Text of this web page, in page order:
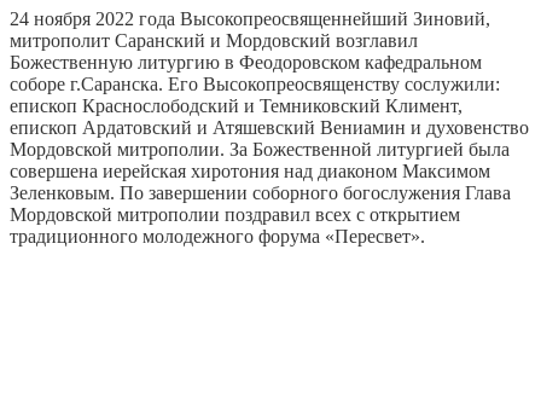
24 ноября 2022 года Высокопреосвященнейший Зиновий,
митрополит Саранский и Мордовский возглавил
Божественную литургию в Феодоровском кафедральном
соборе г.Саранска. Его Высокопреосвященству сослужили:
епископ Краснослободский и Темниковский Климент,
епископ Ардатовский и Атяшевский Вениамин и духовенство
Мордовской митрополии. За Божественной литургией была
совершена иерейская хиротония над диаконом Максимом
Зеленковым. По завершении соборного богослужения Глава
Мордовской митрополии поздравил всех с открытием
традиционного молодежного форума «Пересвет».